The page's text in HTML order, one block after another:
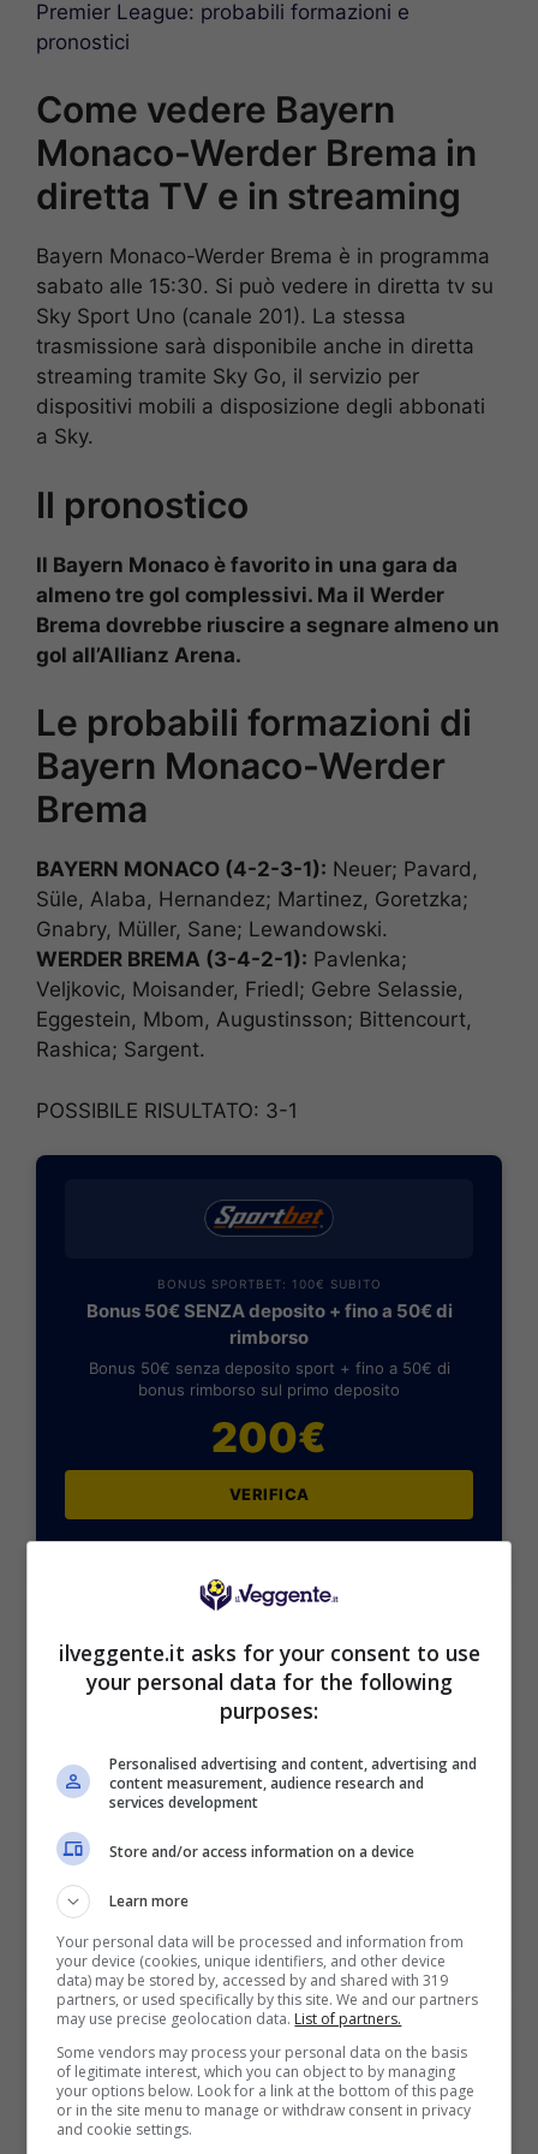
Premier League: probabili formazioni e
pronostici
Come vedere Bayern
Monaco-Werder Brema in
diretta TV e in streaming
Bayern Monaco-Werder Brema è in programma
sabato alle 15:30. Si può vedere in diretta tv su
Sky Sport Uno (canale 201). La stessa
trasmissione sarà disponibile anche in diretta
streaming tramite Sky Go, il servizio per
dispositivi mobili a disposizione degli abbonati
a Sky.
Il pronostico
Il Bayern Monaco è favorito in una gara da
almeno tre gol complessivi. Ma il Werder
Brema dovrebbe riuscire a segnare almeno un
gol all’Allianz Arena.
Le probabili formazioni di
Bayern Monaco-Werder
Brema
BAYERN MONACO (4-2-3-1): Neuer; Pavard,
Süle, Alaba, Hernandez; Martinez, Goretzka;
Gnabry, Müller, Sane; Lewandowski.
WERDER BREMA (3-4-2-1): Pavlenka;
Veljkovic, Moisander, Friedl; Gebre Selassie,
Eggestein, Mbom, Augustinsson; Bittencourt,
Rashica; Sargent.
POSSIBILE RISULTATO: 3-1
BONUS SPORTBET: 100€ SUBITO
Bonus 50€ SENZA deposito + fino a 50€ di
rimborso
Bonus 50€ senza deposito sport + fino a 50€ di
bonus rimborso sul primo deposito
200€
VERIFICA
BONUS BENVENUTO GOLDBET: 2.050€
Per i nuovi registrati: 100% fino a 2.000€ in Bonus
Scommesse + 50% del primo deposito fino a 50€
2050€
Mostra Informazioni
BONUS BENVENUTO LOTTOMATICA: 2050€
ilveggente.it asks for your consent to use
your personal data for the following
purposes:
Personalised advertising and content, advertising and
content measurement, audience research and
services development
Store and/or access information on a device
Learn more
Your personal data will be processed and information from
your device (cookies, unique identifiers, and other device
data) may be stored by, accessed by and shared with 319
partners, or used specifically by this site. We and our partners
may use precise geolocation data. List of partners.
Some vendors may process your personal data on the basis
of legitimate interest, which you can object to by managing
your options below. Look for a link at the bottom of this page
or in the site menu to manage or withdraw consent in privacy
and cookie settings.